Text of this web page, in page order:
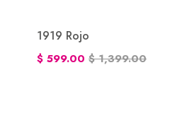
1919 Rojo
$ 599.00 $ 1,399.00